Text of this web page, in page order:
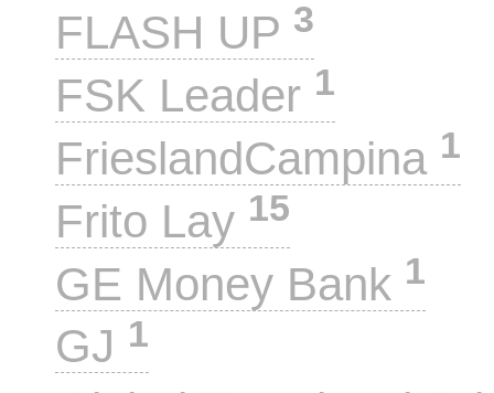
FLASH UP 3
FSK Leader 1
FrieslandCampina 1
Frito Lay 15
GE Money Bank 1
GJ 1